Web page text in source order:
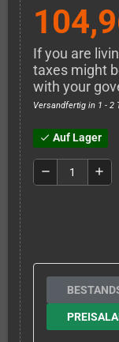
If you are
taxes might
with your
Versandfertig in 1 - 2
check Auf Lager
remove add